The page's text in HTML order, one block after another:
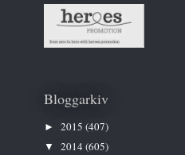
Bloggarkiv
► 2015 (407)
▼ 2014 (605)